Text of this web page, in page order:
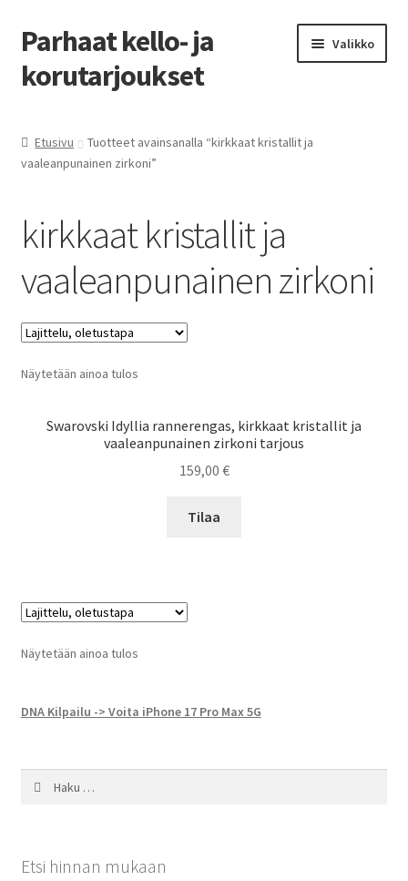
Siirry
navigointiin
Siirry
sisältöön
Parhaat kello- ja
korutarjoukset
Valikko
Parhaat tarjoukset
Etusivu
Tuotteet avainsanalla “kirkkaat kristallit ja
vaaleanpunainen zirkoni”
kirkkaat kristallit ja
vaaleanpunainen zirkoni
Näytetään ainoa tulos
Swarovski Idyllia rannerengas, kirkkaat kristallit ja
vaaleanpunainen zirkoni tarjous
159,00 €
Tilaa
Näytetään ainoa tulos
DNA Kilpailu -> Voita iPhone 17 Pro Max 5G
Etsi hinnan mukaan